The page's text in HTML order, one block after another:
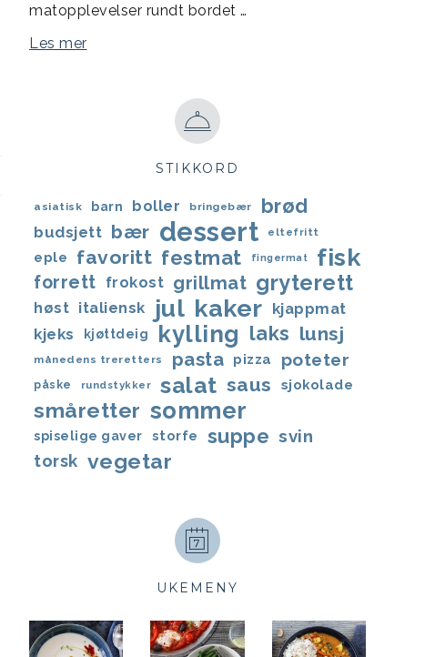
matopplevelser rundt bordet …
Les mer
STIKKORD
asiatisk barn boller bringebær brød
budsjett bær dessert eltefritt
eple favoritt festmat fingermat fisk
forrett frokost grillmat gryterett
høst italiensk jul kaker kjappmat
kjeks
kjøttdeig kylling laks lunsj
månedens treretters pasta pizza poteter
påske rundstykker salat saus sjokolade
småretter sommer
spiselige gaver storfe suppe svin
torsk vegetar
UKEMENY